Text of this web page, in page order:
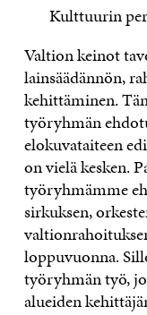
Kulttuurin
Valtion keinot
lainsäädännön,
kehittäminen.
työryhmän
elokuvataiteen
on vielä kesken.
työryhmämme
sirkuksen,
loppuvuonna.
työryhmän työ,
alueiden